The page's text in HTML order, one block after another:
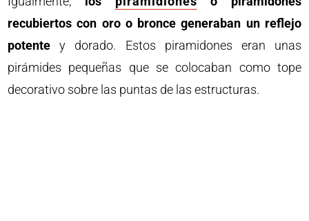
recubiertos con oro o bronce generaban un reflejo
potente y dorado. Estos piramidones eran unas
pirámides pequeñas que se colocaban como tope
decorativo sobre las puntas de las estructuras.